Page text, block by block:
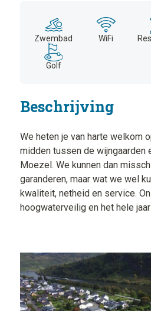
Zwembad WiFi
Golf
Beschrijving
We heten je van harte welkom
midden tussen de wijngaarden
Moezel. We kunnen dan
garanderen, maar wat we wel
kwaliteit, netheid en service.
hoogwaterveilig en het hele